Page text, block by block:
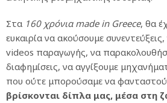
Στα 160 χρόνια made in Greece, θα
ευκαιρία να ακούσουμε
videos παραγωγής, να
διαφημίσεις, να αγγίξουμε
που ούτε μπορούσαμε να
βρίσκονται δίπλα μας, μέσα στη